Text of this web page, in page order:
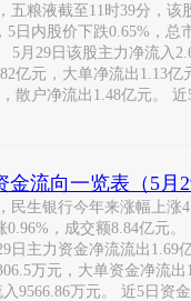
五粮液截至11时39分，该
5日内股价下跌0.65%，总
5月29日该股主力净流入
亿元，大单净流出1.13亿
散户净流出1.48亿元。 近
金流向一览表（5月
民生银行今年来涨幅上涨
0.96%，成交额8.84亿元。
日主力资金净流流出1.69
万元，大单资金净流出
9566.86万元。 近5日资